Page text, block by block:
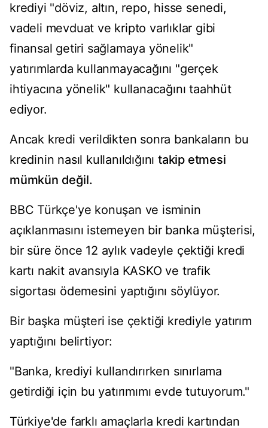
krediyi "döviz, altın, repo, hisse senedi,
vadeli mevduat ve kripto varlıklar gibi
finansal getiri sağlamaya yönelik"
yatırımlarda kullanmayacağını "gerçek
ihtiyacına yönelik" kullanacağını taahhüt
ediyor.
Ancak kredi verildikten sonra bankaların bu
kredinin nasıl kullanıldığınıtakip etmesi
mümkün değil.
BBC Türkçe'ye konuşan ve isminin
açıklanmasını istemeyen bir banka müşterisi,
bir süre önce 12 aylık vadeyle çektiği kredi
kartı nakit avansıyla KASKO ve trafik
sigortası ödemesini yaptığını söylüyor.
Bir başka müşteri ise çektiği krediyle yatırım
yaptığını belirtiyor:
"Banka, krediyi kullandırırken sınırlama
getirdiği için bu yatırımımı evde tutuyorum."
Türkiye'de farklı amaçlarla kredi kartından